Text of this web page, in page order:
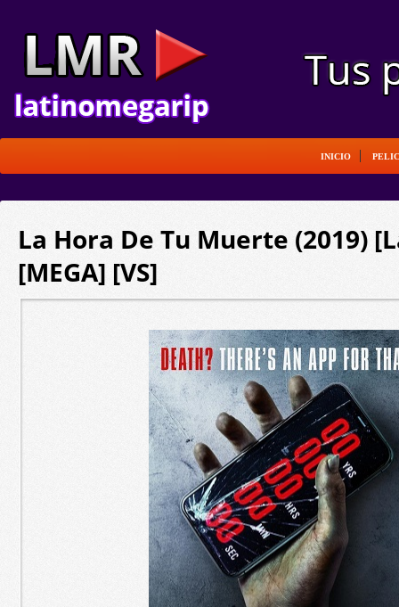
INICIO
La Hora De Tu Muerte (2019)
[MEGA] [VS]